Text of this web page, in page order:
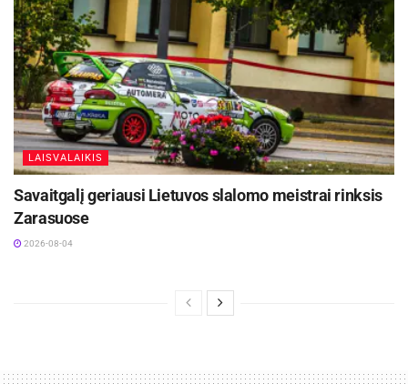
LAISVALAIKIS
Savaitgalį geriausi Lietuvos slalomo meistrai rinksis
Zarasuose
2026-08-04